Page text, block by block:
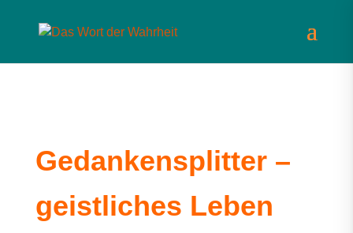
Gedankensplitter –
geistliches Leben